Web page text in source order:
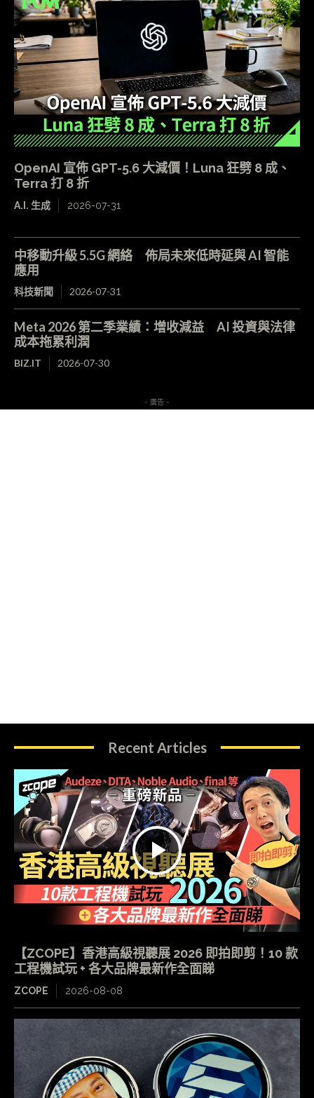
OpenAI 宣佈 GPT-5.6 大減價！Luna 狂劈 8 成、
Terra 打 8 折
A.I. 生成 2026-07-31
中移動升級 5.5G 網絡 佈局未來低時延與 AI 智能
應用
科技新聞 2026-07-31
Meta 2026 第二季業績：增收減益 AI 投資與法律
成本拖累利潤
BIZ.IT 2026-07-30
- 廣告 -
Recent Articles
【ZCOPE】香港高級視聽展 2026 即拍即剪！10 款
工程機試玩 + 各大品牌最新作全面睇
ZCOPE 2026-08-08